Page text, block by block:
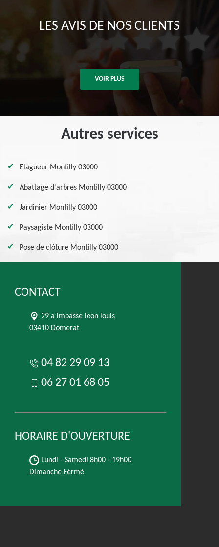
LES AVIS DE NOS CLIENTS
VOIR PLUS
Autres services
Elagueur Montilly 03000
Abattage d'arbres Montilly 03000
Jardinier Montilly 03000
Paysagiste Montilly 03000
Pose de clôture Montilly 03000
CONTACT
29 a impasse leon louis
03410 Domerat
04 82 29 09 13
06 27 01 68 05
HORAIRE D'OUVERTURE
Lundi - Samedi 8h00 - 19h00
Dimanche Férmé